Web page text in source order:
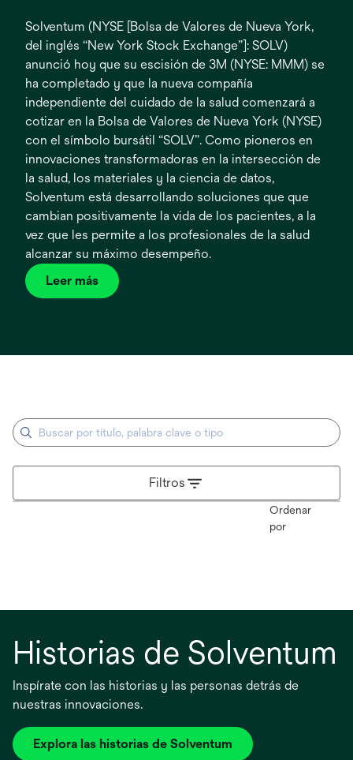
Solventum (NYSE [Bolsa de Valores de Nueva York,
del inglés “New York Stock Exchange”]: SOLV)
anunció hoy que su escisión de 3M (NYSE: MMM) se
ha completado y que la nueva compañía
independiente del cuidado de la salud comenzará a
cotizar en la Bolsa de Valores de Nueva York (NYSE)
con el símbolo bursátil “SOLV”. Como pioneros en
innovaciones transformadoras en la intersección de
la salud, los materiales y la ciencia de datos,
Solventum está desarrollando soluciones que que
cambian positivamente la vida de los pacientes, a la
vez que les permite a los profesionales de la salud
alcanzar su máximo desempeño.
Leer más
Filtros
Ordenar
por
Historias de Solventum
Inspírate con las historias y las personas detrás de
nuestras innovaciones.
Explora las historias de Solventum